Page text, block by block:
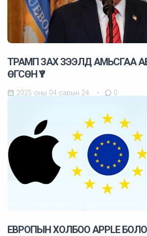
ТРАМП ЗАХ ЗЭЭЛД АМЬСГАА
ӨГСӨН ҮҮ ?
2025 оны 04 сарын 24 0
ЕВРОПЫН ХОЛБОО APPLE